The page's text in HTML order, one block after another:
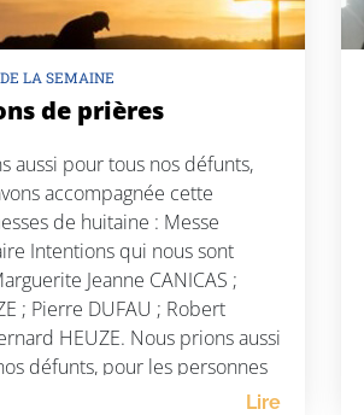
LA SEMAINE
de prières
aussi pour tous nos défunts,
accompagnée cette
de huitaine : Messe
Intentions qui nous sont
Jeanne CANICAS ;
; Pierre DUFAU ; Robert
HEUZE. Nous prions aussi
défunts, pour les personnes
ainsi que pour les victimes […]
Lire